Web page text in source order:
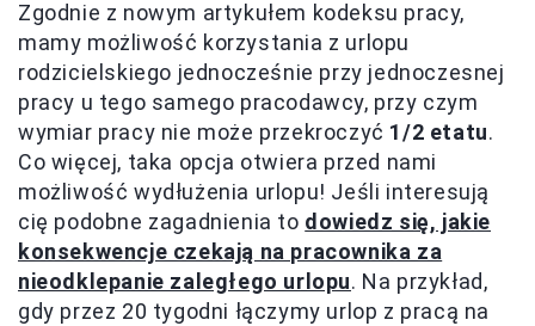
Zgodnie z nowym artykułem kodeksu pracy,
mamy możliwość korzystania z urlopu
rodzicielskiego jednocześnie przy jednoczesnej
pracy u tego samego pracodawcy, przy czym
wymiar pracy nie może przekroczyć 1/2 etatu.
Co więcej, taka opcja otwiera przed nami
możliwość wydłużenia urlopu! Jeśli interesują
cię podobne zagadnienia to dowiedz się, jakie
konsekwencje czekają na pracownika za
nieodklepanie zaległego urlopu. Na przykład,
gdy przez 20 tygodni łączymy urlop z pracą na